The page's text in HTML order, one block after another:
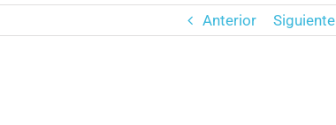
Anterior Siguiente